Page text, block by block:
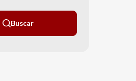
Buscar